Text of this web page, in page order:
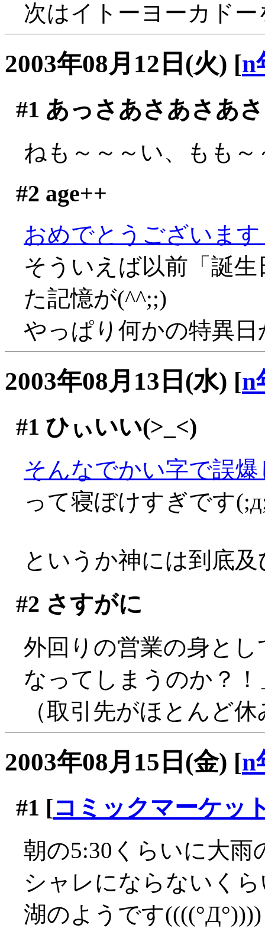
次はイトーヨーカド
2003年08月12日(火) [n
#1 あっさあさあさあ
ねも～～～い、もも～
#2 age++
おめでとうございま
そういえば以前「誕
た記憶が(^^;;)
やっぱり何かの特異
2003年08月13日(水) [n
#1 ひぃいい(>_<)
そんなでかい字で誤
って寝ぼけすぎです
というか神には到底
#2 さすがに
外回りの営業の身と
なってしまうのか？
（取引先がほとんど
2003年08月15日(金) [n
#1 [コミックマーケッ
朝の5:30くらいに大雨
シャレにならないく
湖のようです((((°Д°))))